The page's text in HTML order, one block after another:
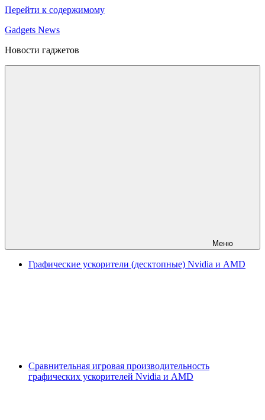
Перейти к содержимому
Gadgets News
Новости гаджетов
Меню
Графические ускорители (десктопные) Nvidia и AMD
Сравнительная игровая производительность
графических ускорителей Nvidia и AMD